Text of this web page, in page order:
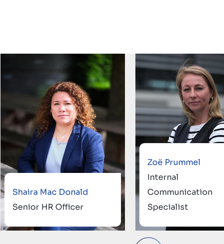
Shaira Mac Donald
Senior HR Officer
Zoë Prummel
Internal
Communication
Specialist